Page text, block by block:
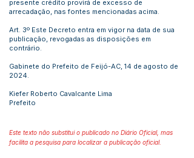
presente crédito provirá de excesso de
arrecadação, nas fontes mencionadas acima.
Art. 3º Este Decreto entra em vigor na data de sua
publicação, revogadas as disposições em
contrário.
Gabinete do Prefeito de Feijó-AC, 14 de agosto de
2024.
Kiefer Roberto Cavalcante Lima
Prefeito
Este texto não substitui o publicado no Diário Oficial, mas
facilita a pesquisa para localizar a publicação oficial.